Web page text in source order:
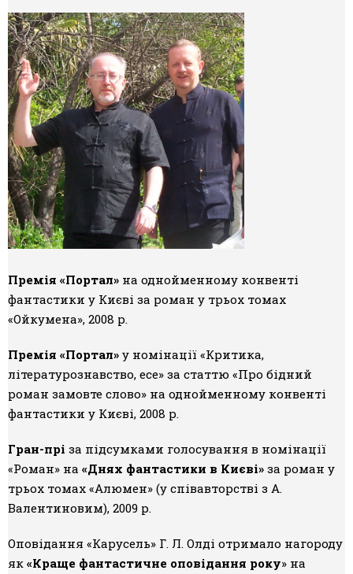
Премія «Портал» на однойменному конвенті
фантастики у Києві за роман у трьох томах
«Ойкумена», 2008 р.
Премія «Портал» у номінації «Критика,
літературознавство, есе» за статтю «Про бідний
роман замовте слово» на однойменному конвенті
фантастики у Києві, 2008 р.
Гран-прі за підсумками голосування в номінації
«Роман» на «Днях фантастики в Києві» за роман у
трьох томах «Алюмен» (у співавторстві з А.
Валентиновим), 2009 р.
Оповідання «Карусель» Г. Л. Олді отримало нагороду
як «Краще фантастичне оповідання року» на